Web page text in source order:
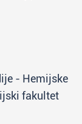
- Hemijske
fakultet